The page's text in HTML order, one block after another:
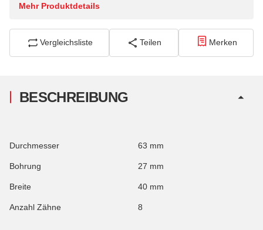
Mehr Produktdetails
Vergleichsliste Teilen Merken
BESCHREIBUNG
Durchmesser 63 mm
Bohrung 27 mm
Breite 40 mm
Anzahl Zähne 8